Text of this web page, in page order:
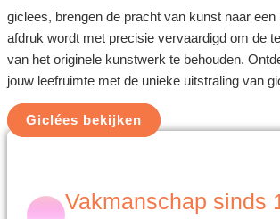
giclees, brengen de pracht van kunst naar
afdruk wordt met precisie vervaardigd om de
van het originele kunstwerk te behouden.
jouw leefruimte met de unieke uitstraling van
Giclées bekijken
Vakmanschap sinds